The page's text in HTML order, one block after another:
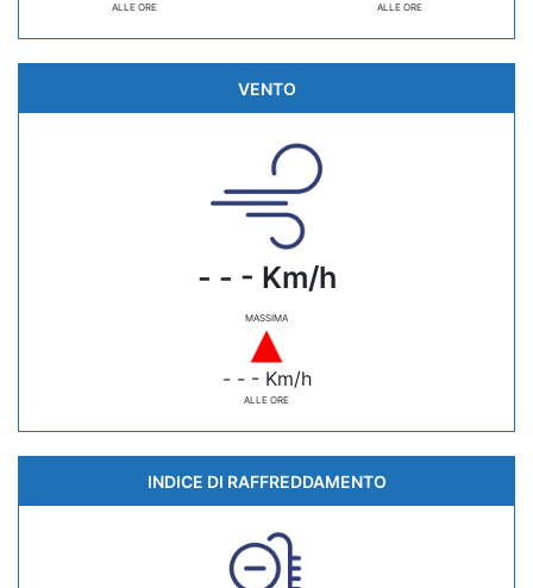
ALLE ORE ALLE ORE
VENTO
- - - Km/h
MASSIMA
- - - Km/h
ALLE ORE
INDICE DI RAFFREDDAMENTO